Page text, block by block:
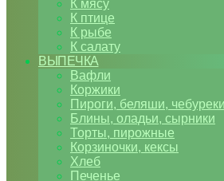
К мясу
К птице
К рыбе
К салату
ВЫПЕЧКА
Вафли
Коржики
Пироги, беляши, чебуреки
Блины, оладьи, сырники
Торты, пирожные
Корзиночки, кексы
Хлеб
Печенье